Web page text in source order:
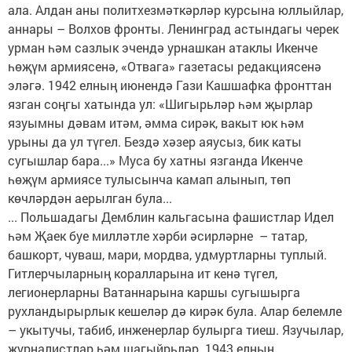
ала. Алдан аны политхезмәткәрләр курсына юллыйлар,
аннары – Волхов фронты. Ленинград астындагы черек
урман һәм сазлык эчендә урнашкан атаклы Икенче
һөҗүм армиясенә, «Отвага» газетасы редакциясенә
эләгә. 1942 елның июнендә Гази Кашшафка фронттан
язган соңгы хатында ул: «Шигырьләр һәм җырлар
язуымны дәвам итәм, әмма сирәк, вакыт юк һәм
урыны да ул түгел. Бездә хәзер аяусыз, бик каты
сугышлар бара...» Муса бу хатны язганда Икенче
һөҗүм армиясе тулысынча камап алынып, төп
көчләрдән аерылган була...
... Польшадагы Демблин кальгасына фашистлар Идел
һәм Җаек буе милләтле хәрби әсирләрне – татар,
башкорт, чуваш, мари, мордва, удмуртларны туп­лый.
Гитлерчыларның коралларына ит кенә түгел,
легионерларны Ватаннарына каршы сугышырга
рухландырырлык кешеләр дә кирәк була. Алар белемле
– укытучы, табиб, инженерлар булырга тиеш. Язучылар,
журналистлар һәм шагыйрьләр. 1943 елның